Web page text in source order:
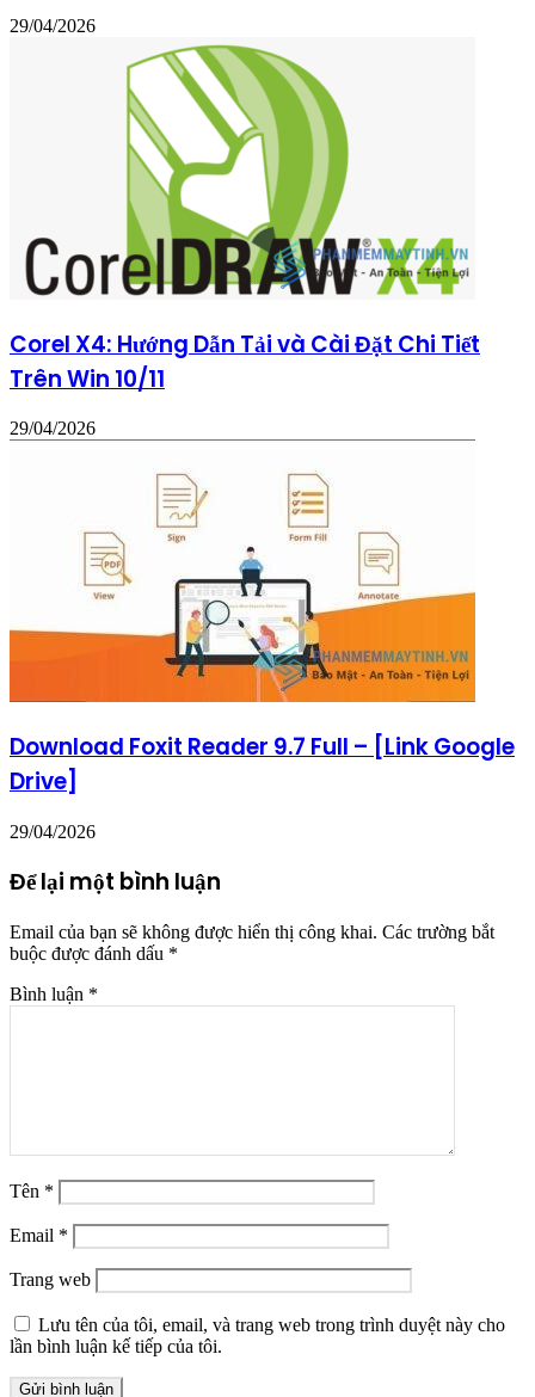
29/04/2026
Corel X4: Hướng Dẫn Tải và Cài Đặt Chi Tiết
Trên Win 10/11
29/04/2026
Download Foxit Reader 9.7 Full – [Link Google
Drive]
29/04/2026
Để lại một bình luận
Email của bạn sẽ không được hiển thị công khai. Các trường bắt
buộc được đánh dấu *
Bình luận *
Tên *
Email *
Trang web
Lưu tên của tôi, email, và trang web trong trình duyệt này cho
lần bình luận kế tiếp của tôi.